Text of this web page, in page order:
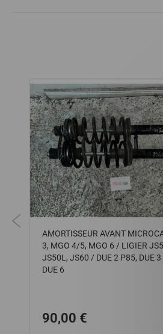
AMORTISSEUR AVANT
3, MGO 4/5, MGO 6 / LIGIER
JS50L, JS60 / DUE 2 P85, DUE 3
DUE 6
90,00 €